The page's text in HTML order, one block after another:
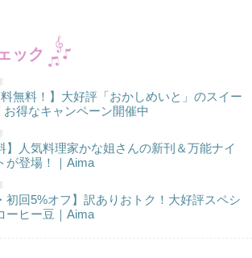
ック
料無料！】大好評「おかしめいと」のスイー
お得なキャンペーン開催中
】人気料理家かな姐さんの新刊＆万能ナイ
が登場！｜Aima
初回5%オフ】訳ありおトク！大好評スペシ
ーヒー豆｜Aima